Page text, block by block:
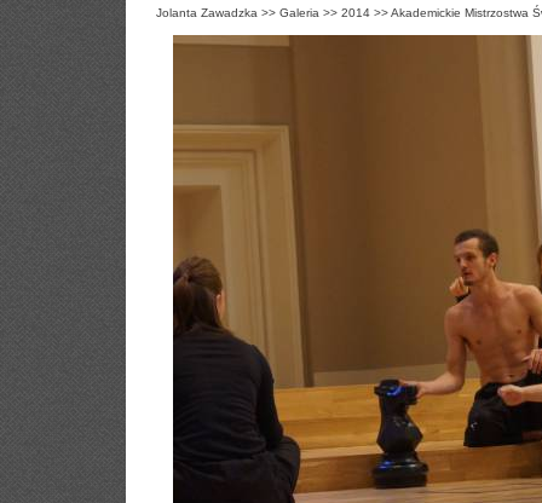
Jolanta Zawadzka >> Galeria >> 2014 >>Akademickie Mistrzostwa